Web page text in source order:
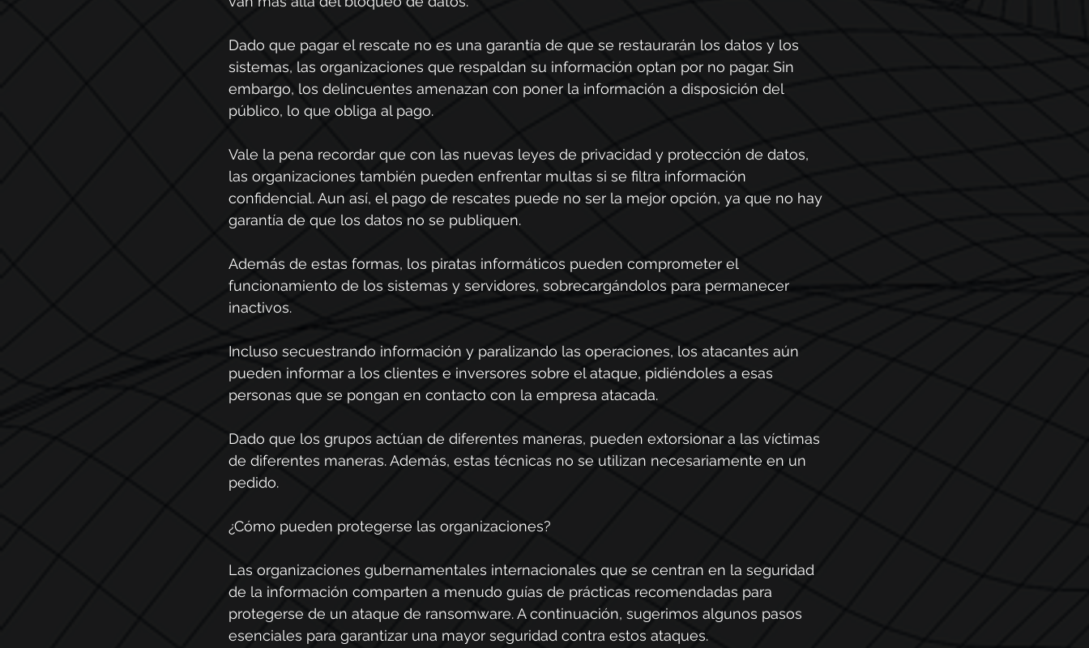
Dado que pagar el rescate no es una garantía de que se restaurarán los datos y los
sistemas, las organizaciones que respaldan su información optan por no pagar. Sin
embargo, los delincuentes amenazan con poner la información a disposición del
público, lo que obliga al pago.
Vale la pena recordar que con las nuevas leyes de privacidad y protección de datos,
las organizaciones también pueden enfrentar multas si se filtra información
confidencial. Aun así, el pago de rescates puede no ser la mejor opción, ya que no hay
garantía de que los datos no se publiquen.
Además de estas formas, los piratas informáticos pueden comprometer el
funcionamiento de los sistemas y servidores, sobrecargándolos para permanecer
inactivos.
Incluso secuestrando información y paralizando las operaciones, los atacantes aún
pueden informar a los clientes e inversores sobre el ataque, pidiéndoles a esas
personas que se pongan en contacto con la empresa atacada.
Dado que los grupos actúan de diferentes maneras, pueden extorsionar a las víctimas
de diferentes maneras. Además, estas técnicas no se utilizan necesariamente en un
pedido.
¿Cómo pueden protegerse las organizaciones?
Las organizaciones gubernamentales internacionales que se centran en la seguridad
de la información comparten a menudo guías de prácticas recomendadas para
protegerse de un ataque de ransomware. A continuación, sugerimos algunos pasos
esenciales para garantizar una mayor seguridad contra estos ataques.